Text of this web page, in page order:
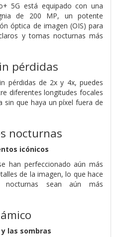
5G está equipado con una
de 200 MP, un potente
óptica de imagen (OIS) para
y tomas nocturnas más
pérdidas
pérdidas de 2x y 4x, puedes
diferentes longitudes focales
sin que haya un píxel fuera de
nocturnas
icónicos
han perfeccionado aún más
de la imagen, lo que hace
sean aún más
las sombras